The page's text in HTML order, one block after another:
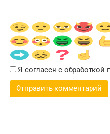
Я согласен с